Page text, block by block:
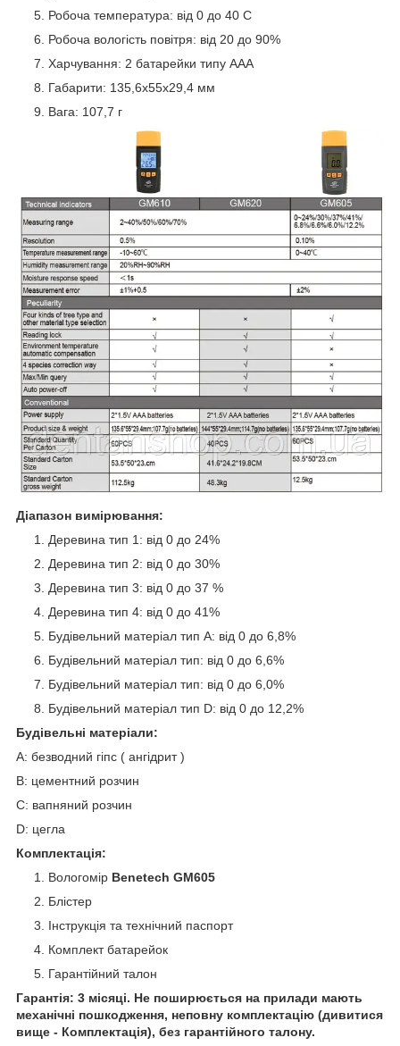
Робоча температура: від 0 до 40 С
Робоча вологість повітря: від 20 до 90%
Харчування: 2 батарейки типу ААА
Габарити: 135,6х55х29,4 мм
Вага: 107,7 г
Діапазон вимірювання:
Деревина тип 1: від 0 до 24%
Деревина тип 2: від 0 до 30%
Деревина тип 3: від 0 до 37 %
Деревина тип 4: від 0 до 41%
Будівельний матеріал тип А: від 0 до 6,8%
Будівельний матеріал тип: від 0 до 6,6%
Будівельний матеріал тип: від 0 до 6,0%
Будівельний матеріал тип D: від 0 до 12,2%
Будівельні матеріали:
А: безводний гіпс ( ангідрит )
В: цементний розчин
C: вапняний розчин
D: цегла
Комплектація:
Вологомір Benetech GM605
Блістер
Інструкція та технічний паспорт
Комплект батарейок
Гарантійний талон
Гарантія: 3 місяці. Не поширюється на прилади мають
механічні пошкодження, неповну комплектацію (дивитися
вище - Комплектація), без гарантійного талону.